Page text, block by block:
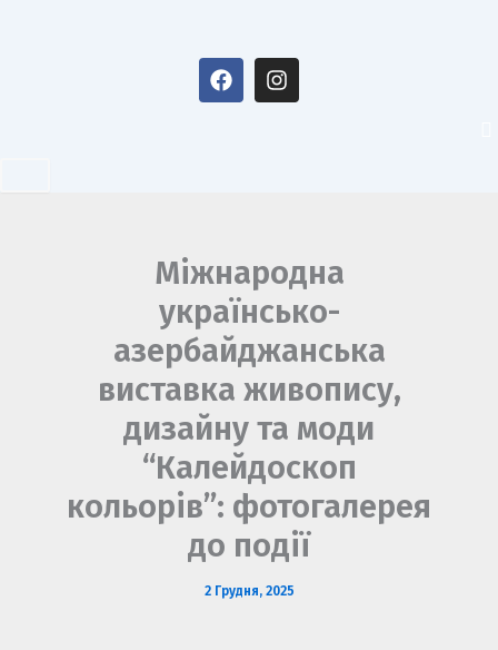
F
a
I
n
Міжнародна
українсько-
азербайджанська
виставка живопису,
дизайну та моди
“Калейдоскоп
кольорів”: фотогалерея
до події
2 Грудня, 2025